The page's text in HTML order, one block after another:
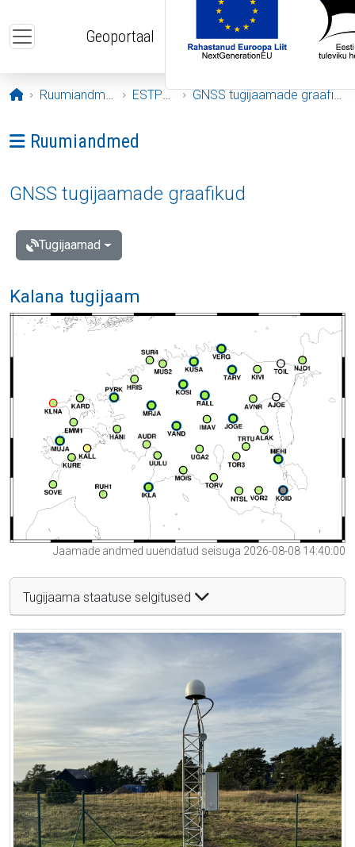
Geoportaal
Avaleht
Ruumiandmed ESTPOS GNSS tugijaamade graafikud
Ava menüü: Ruumiandmed
Ruumiandmed
GNSS tugijaamade graafikud
Tugijaamad
Kalana tugijaam
Jaamade andmed uuendatud seisuga 2026-08-08 14:40:00
Tugijaama staatuse selgitused